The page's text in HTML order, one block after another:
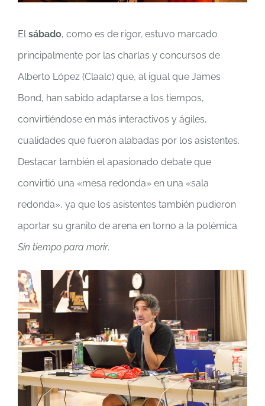
El sábado, como es de rigor, estuvo marcado
principalmente por las charlas y concursos de
Alberto López (Claalc) que, al igual que James
Bond, han sabido adaptarse a los tiempos,
convirtiéndose en más interactivos y ágiles,
cualidades que fueron alabadas por los asistentes.
Destacar también el apasionado debate que
convirtió una «mesa redonda» en una «sala
redonda», ya que los asistentes también pudieron
aportar su granito de arena en torno a la polémica
Sin tiempo para morir.